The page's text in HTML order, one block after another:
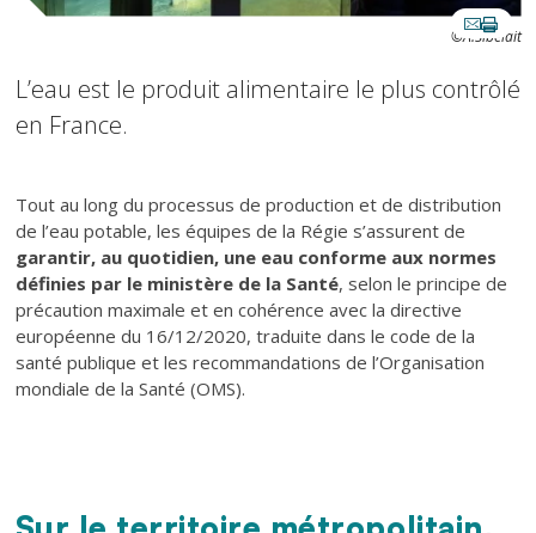
©A.Sibelait
L’eau est le produit alimentaire le plus contrôlé
en France.
Texte
Tout au long du processus de production et de distribution
de l’eau potable, les équipes de la Régie s’assurent de
garantir, au quotidien, une eau conforme aux normes
définies par le ministère de la Santé, selon le principe de
précaution maximale et en cohérence avec la directive
européenne du 16/12/2020, traduite dans le code de la
santé publique et les recommandations de l’Organisation
mondiale de la Santé (OMS).